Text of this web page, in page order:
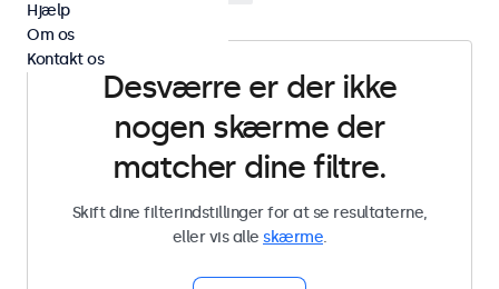
Desværre er der ikke
nogen skærme der
matcher dine filtre.
Skift dine filterindstillinger for at se resultaterne,
eller vis alle skærme.
Hjælp
Om os
Kontakt os